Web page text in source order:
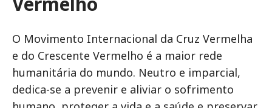
O Movimento Internacional da Cruz Vermelha
e do Crescente Vermelho é a maior rede
humanitária do mundo. Neutro e imparcial,
dedica-se a prevenir e aliviar o sofrimento